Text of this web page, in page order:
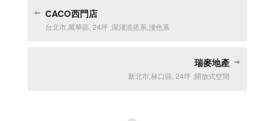
CACO西門店
台北市,萬華區 ,24坪 ,深淺混搭系 ,淺色系
瑞麥地產
新北市,林口區 24坪, 開放式空間